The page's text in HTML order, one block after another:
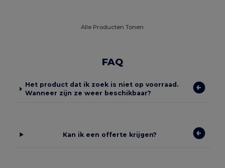
Alle Producten Tonen.
FAQ
Het product dat ik zoek is niet op voorraad.
Wanneer zijn ze weer beschikbaar?
Kan ik een offerte krijgen?